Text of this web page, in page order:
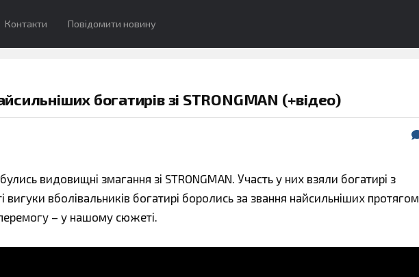
Контакти Повідомити новину
богатирів зі STRONGMAN (+відео)
видовищні змагання зі STRONGMAN. Участь у них взяли богатирі з
вигуки вболівальників богатирі боролись за звання найсильніших протягом
– у нашому сюжеті.